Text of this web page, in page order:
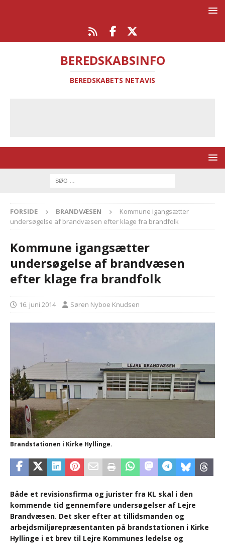
BEREDSKABSINFO
BEREDSKABETS NETAVIS
FORSIDE BRANDVÆSEN
Kommune igangsætter
undersøgelse af brandvæsen efter klage fra brandfolk
Kommune igangsætter
undersøgelse af brandvæsen
efter klage fra brandfolk
16. juni 2014 Søren Nyboe Knudsen
Brandstationen i Kirke Hyllinge.
Både et revisionsfirma og jurister fra KL skal i den
kommende tid gennemføre undersøgelser af Lejre
Brandvæsen. Det sker efter at tillidsmanden og
arbejdsmiljørepræsentanten på brandstationen i Kirke
Hyllinge i et brev til Lejre Kommunes ledelse og